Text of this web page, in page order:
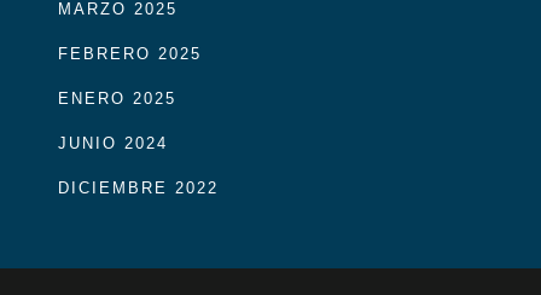
MARZO 2025
FEBRERO 2025
ENERO 2025
JUNIO 2024
DICIEMBRE 2022